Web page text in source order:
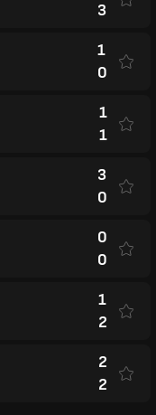
3
1
0
1
1
3
0
0
0
1
2
2
2